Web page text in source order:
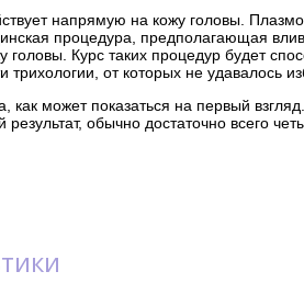
напрямую на кожу головы.
процедура, предполагающая
Курс таких процедур будет
от которых не удавалось
как может показаться на первый
обычно достаточно всего